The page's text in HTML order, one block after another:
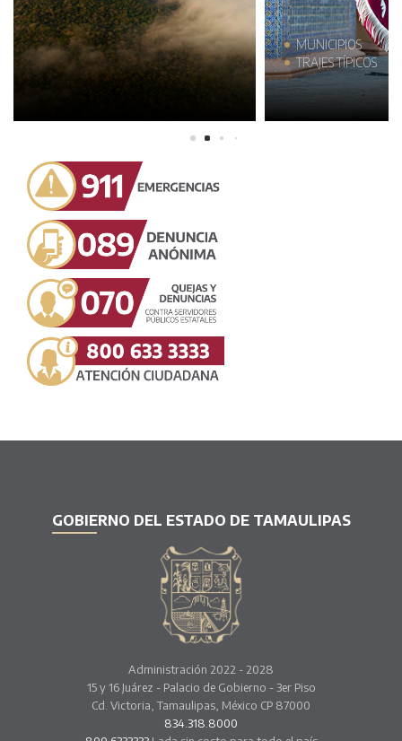
MUNICIPIOS
TRAJES TÍPICOS
GOBIERNO DEL ESTADO DE TAMAULIPAS
Administración 2022 - 2028
15 y 16 Juárez - Palacio de Gobierno - 3er Piso
Cd. Victoria, Tamaulipas, México CP 87000
834.318.8000